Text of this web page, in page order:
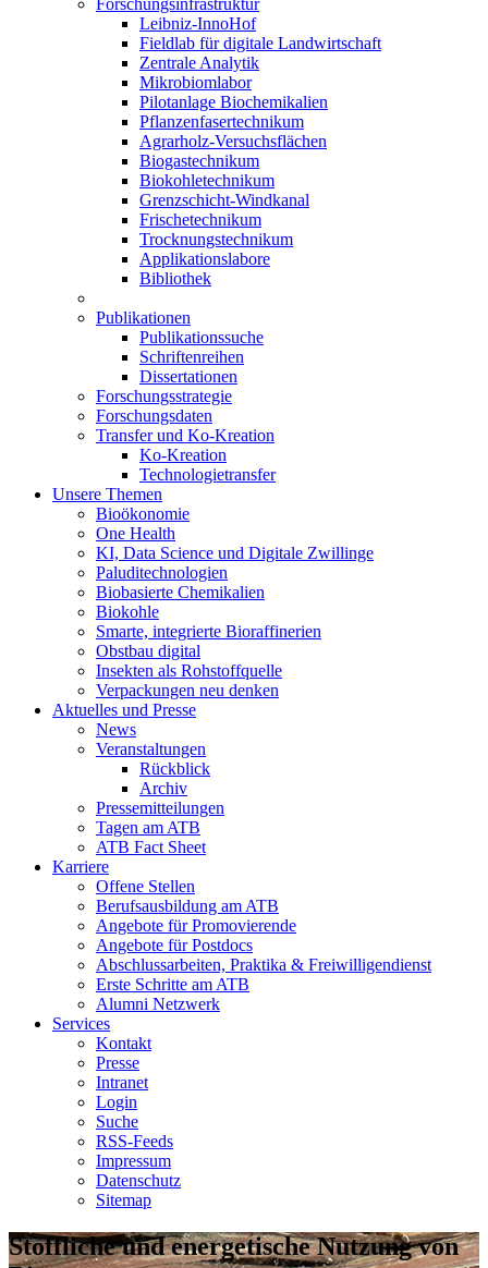
Forschungsinfrastruktur
Leibniz-InnoHof
Fieldlab für digitale Landwirtschaft
Zentrale Analytik
Mikrobiomlabor
Pilotanlage Biochemikalien
Pflanzenfasertechnikum
Agrarholz-Versuchsflächen
Biogastechnikum
Biokohletechnikum
Grenzschicht-Windkanal
Frischetechnikum
Trocknungstechnikum
Applikationslabore
Bibliothek
Publikationen
Publikationssuche
Schriftenreihen
Dissertationen
Forschungsstrategie
Forschungsdaten
Transfer und Ko-Kreation
Ko-Kreation
Technologietransfer
Unsere Themen
Bioökonomie
One Health
KI, Data Science und Digitale Zwillinge
Paluditechnologien
Biobasierte Chemikalien
Biokohle
Smarte, integrierte Bioraffinerien
Obstbau digital
Insekten als Rohstoffquelle
Verpackungen neu denken
Aktuelles und Presse
News
Veranstaltungen
Rückblick
Archiv
Pressemitteilungen
Tagen am ATB
ATB Fact Sheet
Karriere
Offene Stellen
Berufsausbildung am ATB
Angebote für Promovierende
Angebote für Postdocs
Abschlussarbeiten, Praktika & Freiwilligendienst
Erste Schritte am ATB
Alumni Netzwerk
Services
Kontakt
Presse
Intranet
Login
Suche
RSS-Feeds
Impressum
Datenschutz
Sitemap
Stoffliche und energetische Nutzung von